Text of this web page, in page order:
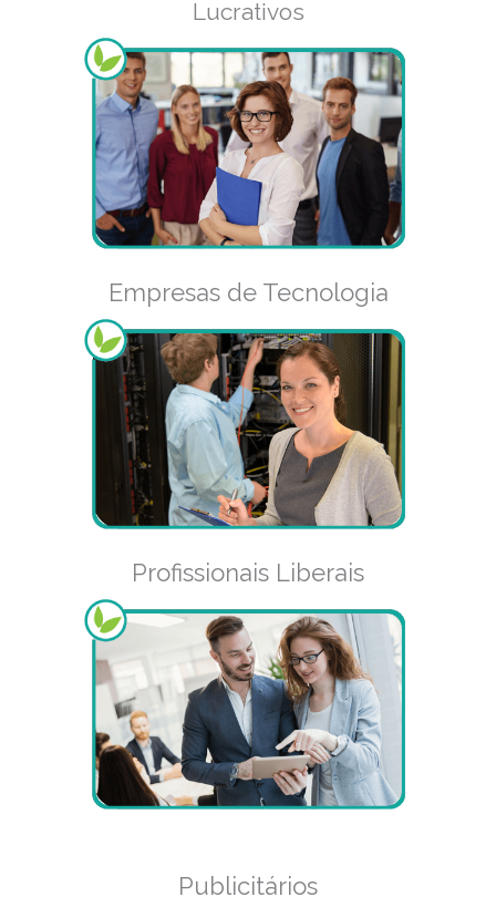
Lucrativos
Empresas de Tecnologia
Profissionais Liberais
Publicitários